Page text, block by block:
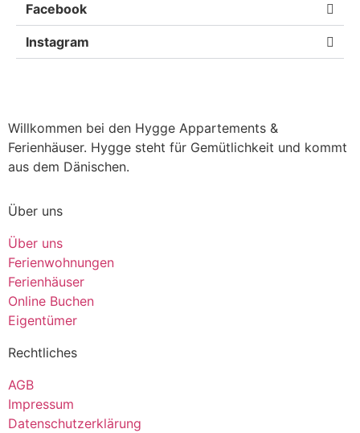
Facebook
Instagram
Willkommen bei den Hygge Appartements &
Ferienhäuser. Hygge steht für Gemütlichkeit und kommt
aus dem Dänischen.
Über uns
Über uns
Ferienwohnungen
Ferienhäuser
Online Buchen
Eigentümer
Rechtliches
AGB
Impressum
Datenschutzerklärung